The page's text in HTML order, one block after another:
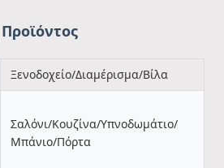
Ξενοδοχείο/Διαμέρισμα/Βίλα
Σαλόνι/Κουζίνα/Υπνοδωμάτιο/
Μπάνιο/Πόρτα